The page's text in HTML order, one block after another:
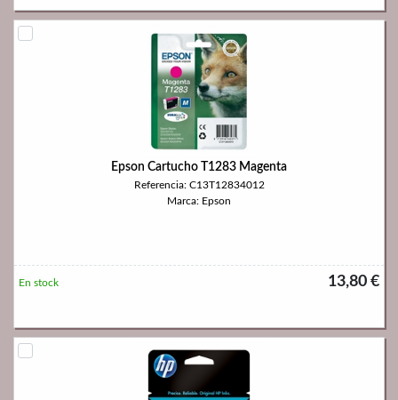
Epson Cartucho T1283 Magenta
Referencia: C13T12834012
Marca: Epson
13,80 €
En stock